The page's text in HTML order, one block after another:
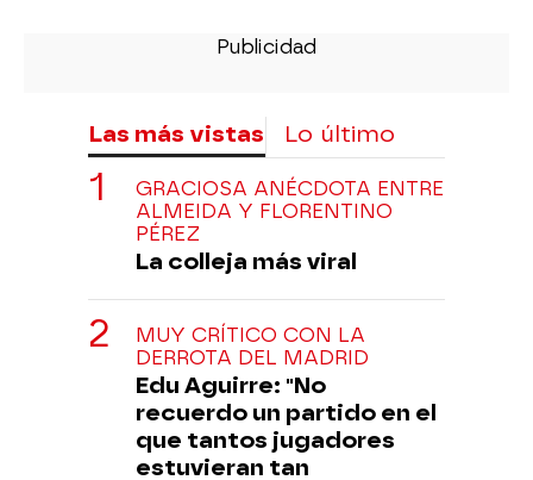
Las más vistas Lo último
GRACIOSA ANÉCDOTA ENTRE
ALMEIDA Y FLORENTINO
PÉREZ
La colleja más viral
MUY CRÍTICO CON LA
DERROTA DEL MADRID
Edu Aguirre: "No
recuerdo un partido en el
que tantos jugadores
estuvieran tan